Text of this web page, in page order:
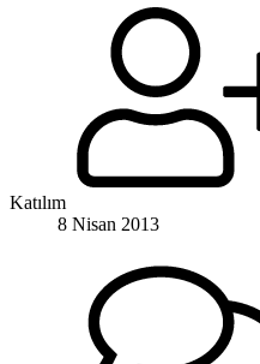
Katılım
8 Nisan 2013